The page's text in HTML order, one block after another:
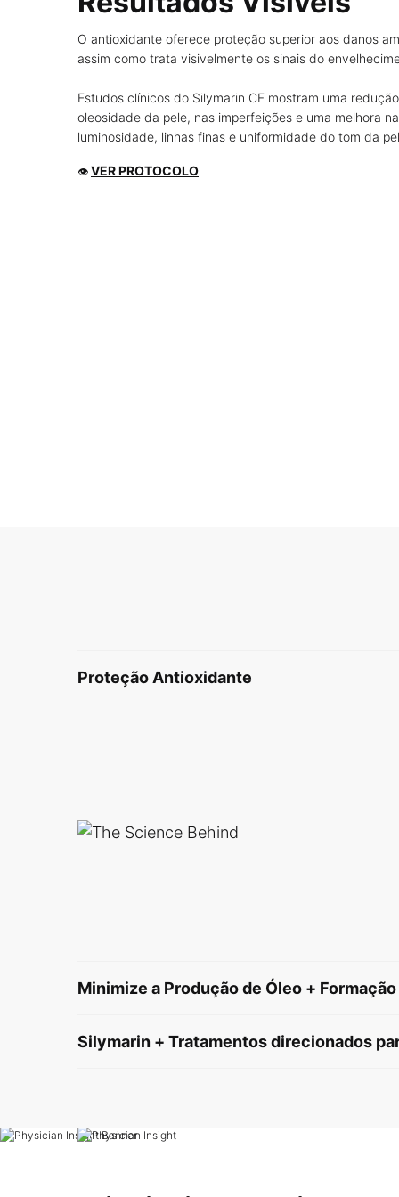
O antioxidante oferece proteção superior aos danos
assim como trata visivelmente os sinais do
Estudos clínicos do Silymarin CF mostram uma
oleosidade da pele, nas imperfeições e uma melhora na
luminosidade, linhas finas e uniformidade do tom da
👁 VER PROTOCOLO
Proteção Antioxidante
Minimize a Produção de Óleo +
Silymarin + Tratamentos direcionados
PDP Product Hero Banner